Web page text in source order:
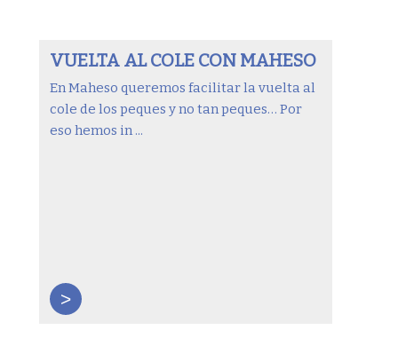
VUELTA AL COLE CON MAHESO
En Maheso queremos facilitar la vuelta al
cole de los peques y no tan peques… Por
eso hemos in ...
>